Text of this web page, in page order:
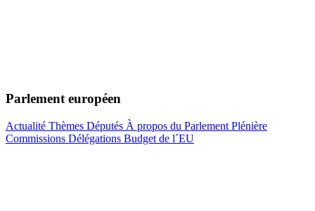
Parlement européen
Actualité Thèmes Députés À propos du Parlement Plénière
Commissions Délégations Budget de l´EU